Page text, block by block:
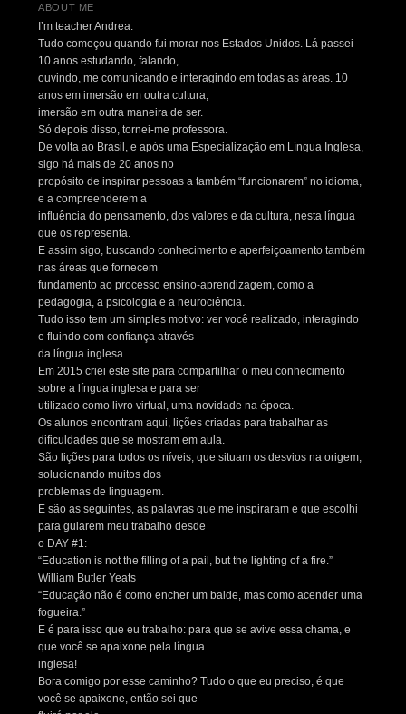
ABOUT ME
I’m teacher Andrea.
Tudo começou quando fui morar nos Estados Unidos. Lá passei
10 anos estudando, falando,
ouvindo, me comunicando e interagindo em todas as áreas. 10
anos em imersão em outra cultura,
imersão em outra maneira de ser.
Só depois disso, tornei-me professora.
De volta ao Brasil, e após uma Especialização em Língua Inglesa,
sigo há mais de 20 anos no
propósito de inspirar pessoas a também “funcionarem” no idioma,
e a compreenderem a
influência do pensamento, dos valores e da cultura, nesta língua
que os representa.
E assim sigo, buscando conhecimento e aperfeiçoamento também
nas áreas que fornecem
fundamento ao processo ensino-aprendizagem, como a
pedagogia, a psicologia e a neurociência.
Tudo isso tem um simples motivo: ver você realizado, interagindo
e fluindo com confiança através
da língua inglesa.
Em 2015 criei este site para compartilhar o meu conhecimento
sobre a língua inglesa e para ser
utilizado como livro virtual, uma novidade na época.
Os alunos encontram aqui, lições criadas para trabalhar as
dificuldades que se mostram em aula.
São lições para todos os níveis, que situam os desvios na origem,
solucionando muitos dos
problemas de linguagem.
E são as seguintes, as palavras que me inspiraram e que escolhi
para guiarem meu trabalho desde
o DAY #1:
“Education is not the filling of a pail, but the lighting of a fire.”
William Butler Yeats
“Educação não é como encher um balde, mas como acender uma
fogueira.”
E é para isso que eu trabalho: para que se avive essa chama, e
que você se apaixone pela língua
inglesa!
Bora comigo por esse caminho? Tudo o que eu preciso, é que
você se apaixone, então sei que